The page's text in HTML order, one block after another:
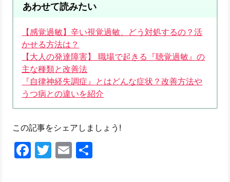
あわせて読みたい
【感覚過敏】辛い視覚過敏、どう対処するの？活
かせる方法は？
【大人の発達障害】 職場で起きる『聴覚過敏』の
主な種類と改善法
『自律神経失調症』とはどんな症状？改善方法や
うつ病との違いを紹介
この記事をシェアしましょう!
Facebook
Twitter
Email